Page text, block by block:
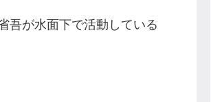
吾が水面下で活動している